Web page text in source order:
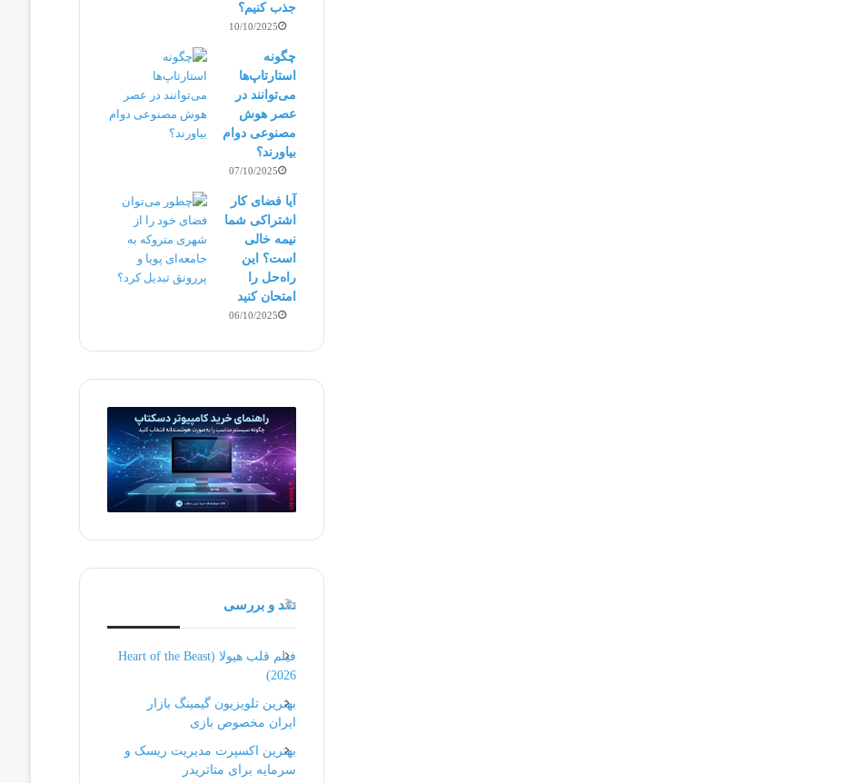
جذب کنیم؟
10/10/2025
چگونه
استارتاپ‌ها
می‌توانند در
عصر هوش
مصنوعی دوام
بیاورند؟
07/10/2025
آیا فضای کار
اشتراکی شما
نیمه‌ خالی
است؟ این
راه‌حل را
امتحان کنید
06/10/2025
نقد و بررسی
فیلم قلب هیولا (Heart of the Beast
2026)
بهترین تلویزیون گیمینگ بازار
ایران مخصوص بازی
بهترین اکسپرت مدیریت ریسک و
سرمایه برای متاتریدر